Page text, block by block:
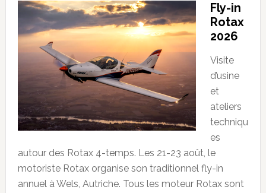
Fly-in
Rotax
2026
Visite
d’usine
et
ateliers
techniqu
es
autour des Rotax 4-temps. Les 21-23 août, le
motoriste Rotax organise son traditionnel fly-in
annuel à Wels, Autriche. Tous les moteur Rotax sont